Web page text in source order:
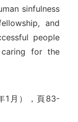
sinfulness
and
people
for the
1月），頁83-